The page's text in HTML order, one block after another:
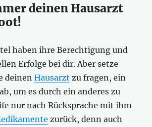
deinen Hausarzt
haben ihre Berechtigung und
Erfolge bei dir. Aber setze
deinenHausarzt zu fragen, ein
ab, um es durch ein anderes zu
nur nach Rücksprache mit ihm
zurück, denn auch